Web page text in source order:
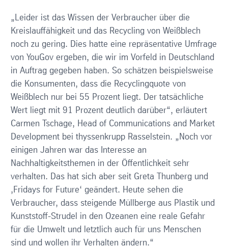
„Leider ist das Wissen der Verbraucher über die
Kreislauffähigkeit und das Recycling von Weißblech
noch zu gering. Dies hatte eine repräsentative Umfrage
von YouGov ergeben, die wir im Vorfeld in Deutschland
in Auftrag gegeben haben. So schätzen beispielsweise
die Konsumenten, dass die Recyclingquote von
Weißblech nur bei 55 Prozent liegt. Der tatsächliche
Wert liegt mit 91 Prozent deutlich darüber“, erläutert
Carmen Tschage, Head of Communications and Market
Development bei thyssenkrupp Rasselstein. „Noch vor
einigen Jahren war das Interesse an
Nachhaltigkeitsthemen in der Öffentlichkeit sehr
verhalten. Das hat sich aber seit Greta Thunberg und
‚Fridays for Future‘ geändert. Heute sehen die
Verbraucher, dass steigende Müllberge aus Plastik und
Kunststoff-Strudel in den Ozeanen eine reale Gefahr
für die Umwelt und letztlich auch für uns Menschen
sind und wollen ihr Verhalten ändern.“